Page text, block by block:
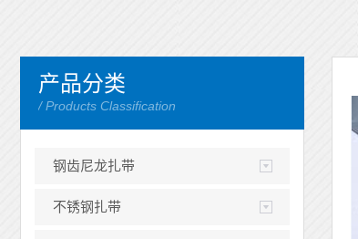
产品分类
/ Products Classification
钢齿尼龙扎带
不锈钢扎带